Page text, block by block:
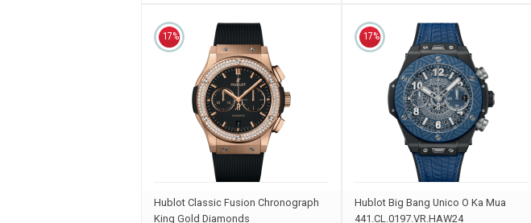
17%
Hublot Classic Fusion Chronograph
King Gold Diamonds
17%
Hublot Big Bang Unico O Ka Mua
441.CL.0197.VR.HAW24